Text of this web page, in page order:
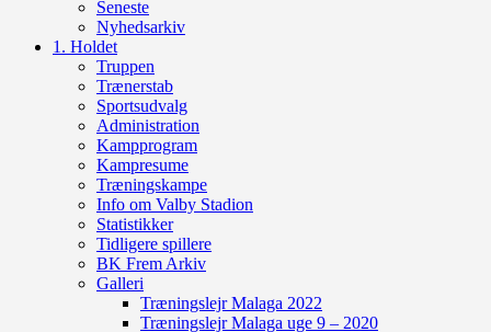
Seneste
Nyhedsarkiv
1. Holdet
Truppen
Trænerstab
Sportsudvalg
Administration
Kampprogram
Kampresume
Træningskampe
Info om Valby Stadion
Statistikker
Tidligere spillere
BK Frem Arkiv
Galleri
Træningslejr Malaga 2022
Træningslejr Malaga uge 9 – 2020